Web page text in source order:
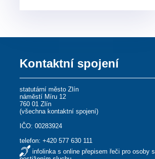
Kontaktní spojení
statutární město Zlín
náměstí Míru 12
760 01 Zlín
(všechna kontaktní spojení)
IČO: 00283924
telefon:+420 577 630 111
infolinka s online přepisem řeči pro osoby s